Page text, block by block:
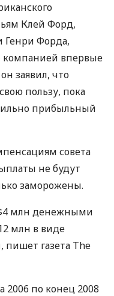
Клей Форд,
Генри Форда,
компанией впервые
заявил, что
пользу, пока
прибыльный
совета
не будут
заморожены.
$4 млн денежными
млн в виде
газета The
2006 по конец 2008